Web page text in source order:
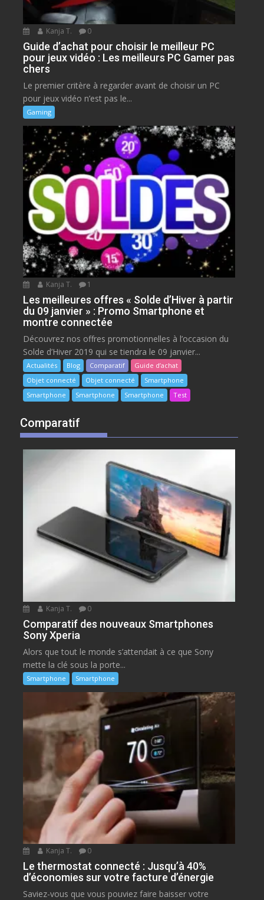
Kanja T. 0
Guide d’achat pour choisir le meilleur PC
pour jeux vidéo : Les meilleurs PC Gamer pas
chers
Le premier critère à regarder avant de choisir un PC
pour jeux vidéo n’est pas le...
Gaming
Kanja T. 1
Les meilleures offres « Solde d’Hiver à partir
du 09 janvier » : Promo Smartphone et
montre connectée
Découvrez nos offres promotionnelles à l’occasion du
Solde d’Hiver 2019 qui se tiendra le 09 janvier...
Actualités Blog Comparatif
Guide d’achat
Objet connecté
Objet connecté
Smartphone
Smartphone
Smartphone Smartphone Test
Comparatif
Kanja T. 0
Comparatif des nouveaux Smartphones
Sony Xperia
Alors que tout le monde s’attendait à ce que Sony
mette la clé sous la porte...
Smartphone Smartphone
Kanja T. 0
Le thermostat connecté : Jusqu’à 40%
d’économies sur votre facture d’énergie
Saviez-vous que vous pouviez faire baisser votre